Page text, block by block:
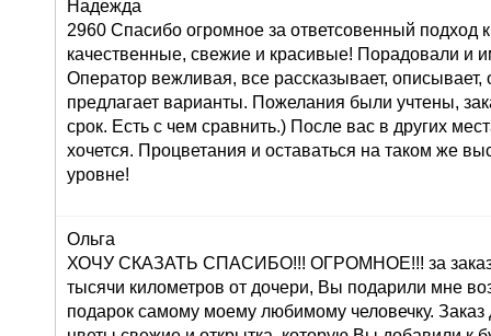
Надежда
2960 Спасибо огромное за ответсовенный подход
качественные, свежие и красивые! Порадовали и
Оператор вежливая, все рассказывает, описывает,
предлагает варианты. Пожелания были учтены,
срок. Есть с чем сравнить.) После вас в других
хочется. Процветания и оставаться на таком же
уровне!
Ольга
ХОЧУ СКАЗАТЬ СПАСИБО!!! ОГРОМНОЕ!!! за заказ
тысячи километров от дочери, Вы подарили мне
подарок самому моему любимому человечку.